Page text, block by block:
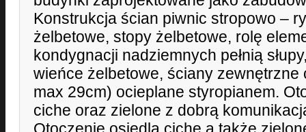
Konstrukcja ścian piwnic stropowo –
żelbetowe, stopy żelbetowe, rolę
kondygnacji nadziemnych pełnią
wieńce żelbetowe, ściany zewnętrzne
max 29cm) ocieplane styropianem.
ciche oraz zielone z dobrą